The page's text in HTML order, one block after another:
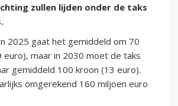
zullen lijden onder de taks
2025 gaat het gemiddeld om 70
euro), maar in 2030 moet de taks
gemiddeld 100 kroon (13 euro).
omgerekend 160 miljoen euro